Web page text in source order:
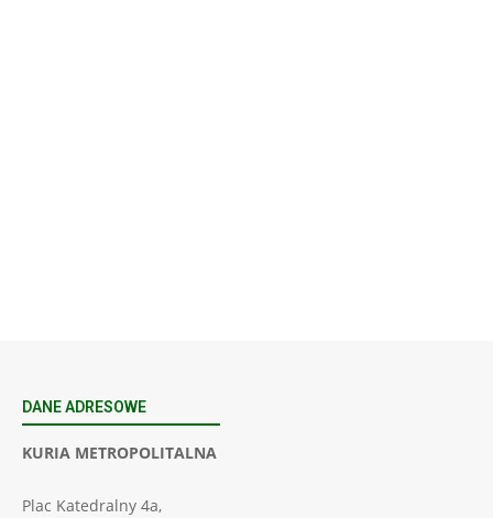
DANE ADRESOWE
KURIA METROPOLITALNA
Plac Katedralny 4a,